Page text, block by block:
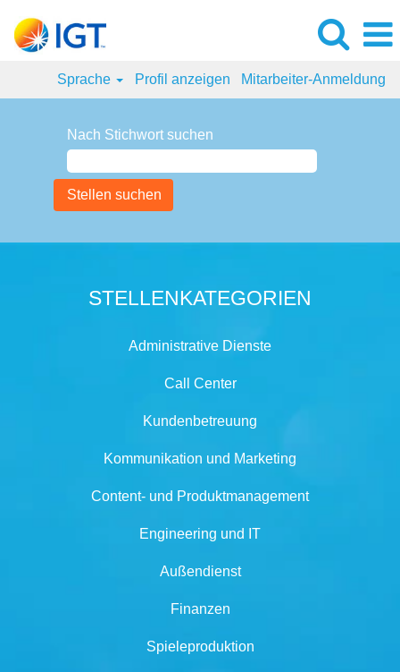
Sprache Profil anzeigen Mitarbeiter-Anmeldung
Nach Stichwort suchen
STELLENKATEGORIEN
Administrative Dienste
Call Center
Kundenbetreuung
Kommunikation und Marketing
Content- und Produktmanagement
Engineering und IT
Außendienst
Finanzen
Spieleproduktion